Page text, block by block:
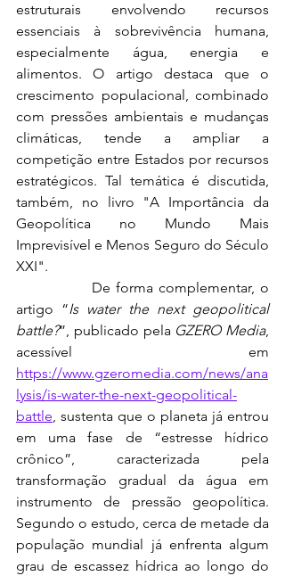
estruturais envolvendo recursos
essenciais à sobrevivência humana,
especialmente água, energia e
alimentos. O artigo destaca que o
crescimento populacional, combinado
com pressões ambientais e mudanças
climáticas, tende a ampliar a
competição entre Estados por recursos
estratégicos. Tal temática é discutida,
também, no livro "A Importância da
Geopolítica no Mundo Mais
Imprevisível e Menos Seguro do Século
XXI".
De forma complementar, o
artigo “Is water the next geopolitical
battle?”, publicado pela GZERO Media,
https://www.gzeromedia.com/news/ana
lysis/is-water-the-next-geopolitical-
battle, sustenta que o planeta já entrou
em uma fase de “estresse hídrico
crônico”, caracterizada pela
transformação gradual da água em
instrumento de pressão geopolítica.
Segundo o estudo, cerca de metade da
população mundial já enfrenta algum
grau de escassez hídrica ao longo do